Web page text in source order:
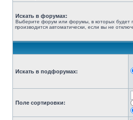
Искать в форумах:
Выберите форум или форумы, в которых будет
производится автоматически, если вы не
Искать в подфорумах:
Поле сортировки: